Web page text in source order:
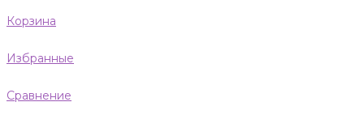
Корзина
Избранные
Сравнение